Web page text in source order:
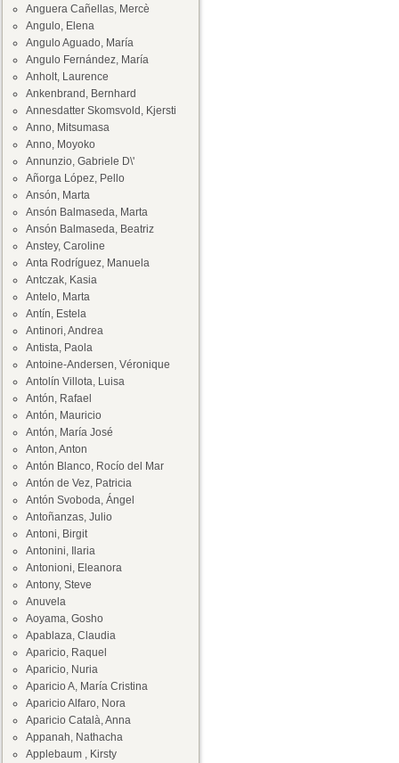
Anguera Cañellas, Mercè
Angulo, Elena
Angulo Aguado, María
Angulo Fernández, María
Anholt, Laurence
Ankenbrand, Bernhard
Annesdatter Skomsvold, Kjersti
Anno, Mitsumasa
Anno, Moyoko
Annunzio, Gabriele D\'
Añorga López, Pello
Ansón, Marta
Ansón Balmaseda, Marta
Ansón Balmaseda, Beatriz
Anstey, Caroline
Anta Rodríguez, Manuela
Antczak, Kasia
Antelo, Marta
Antín, Estela
Antinori, Andrea
Antista, Paola
Antoine-Andersen, Véronique
Antolín Villota, Luisa
Antón, Rafael
Antón, Mauricio
Antón, María José
Anton, Anton
Antón Blanco, Rocío del Mar
Antón de Vez, Patricia
Antón Svoboda, Ángel
Antoñanzas, Julio
Antoni, Birgit
Antonini, Ilaria
Antonioni, Eleanora
Antony, Steve
Anuvela
Aoyama, Gosho
Apablaza, Claudia
Aparicio, Raquel
Aparicio, Nuria
Aparicio A, María Cristina
Aparicio Alfaro, Nora
Aparicio Català, Anna
Appanah, Nathacha
Applebaum , Kirsty